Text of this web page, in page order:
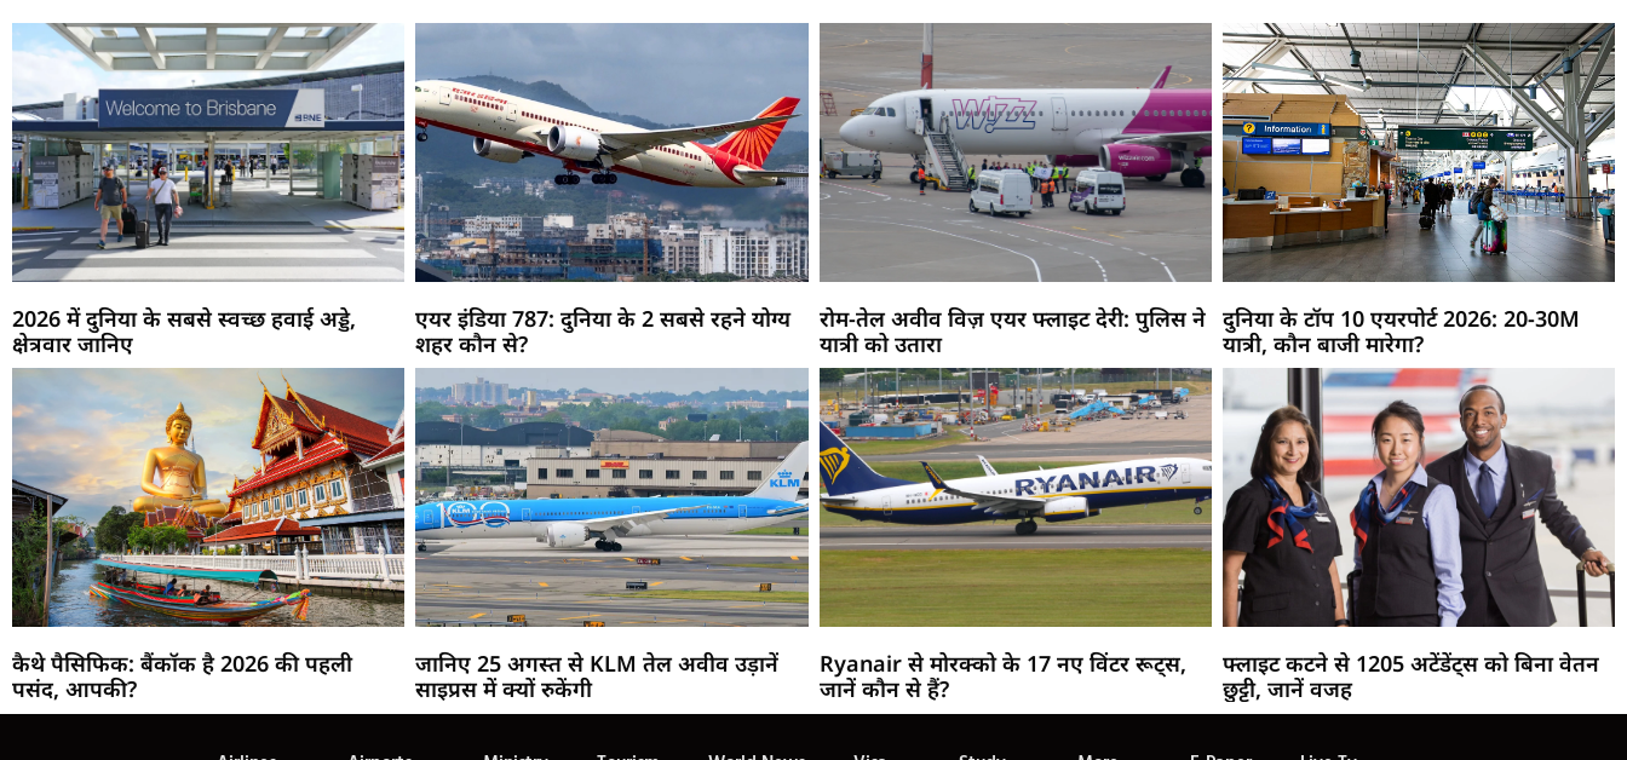
2026 में दुनिया के सबसे स्वच्छ हवाई अड्डे,
क्षेत्रवार जानिए
एयर इंडिया 787: दुनिया के 2 सबसे रहने योग्य
शहर कौन से?
रोम-तेल अवीव विज़ एयर फ्लाइट देरी: पुलिस ने
यात्री को उतारा
दुनिया के टॉप 10 एयरपोर्ट 2026: 20-30M
यात्री, कौन बाजी मारेगा?
कैथे पैसिफिक: बैंकॉक है 2026 की पहली
पसंद, आपकी?
जानिए 25 अगस्त से KLM तेल अवीव उड़ानें
साइप्रस में क्यों रुकेंगी
Ryanair से मोरक्को के 17 नए विंटर रूट्स,
जानें कौन से हैं?
फ्लाइट कटने से 1205 अटेंडेंट्स को बिना वेतन
छुट्टी, जानें वजह